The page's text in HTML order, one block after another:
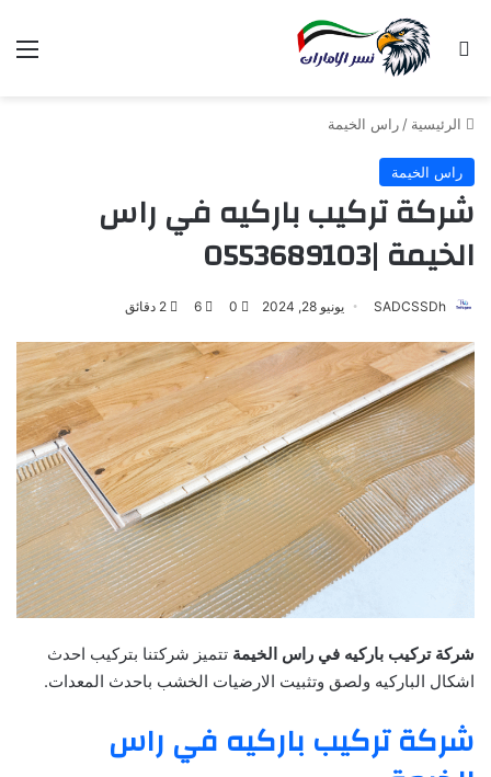
بحث عن
الرئيسية / راس الخيمة
راس الخيمة
شركة تركيب باركيه في راس
الخيمة |0553689103
SADCSSDh يونيو 28, 2024 0
6
شركة تركيب باركيه في راس الخيمة تتميز شركتنا بتركيب احدث
اشكال الباركيه ولصق وتثبيت الارضيات الخشب باحدث المعدات.
شركة تركيب باركيه في راس